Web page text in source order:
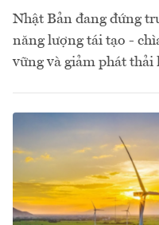
Nhật Bản đang đứng
năng lượng tái tạo -
vững và giảm phát